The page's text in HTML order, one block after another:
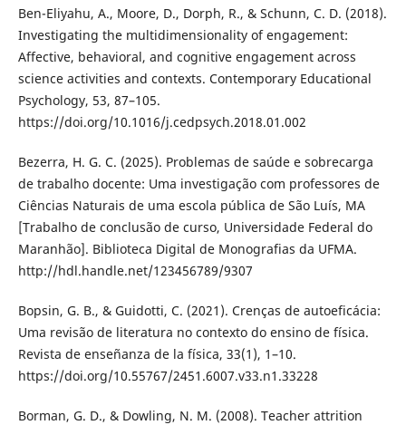
Ben-Eliyahu, A., Moore, D., Dorph, R., & Schunn, C. D. (2018).
Investigating the multidimensionality of engagement:
Affective, behavioral, and cognitive engagement across
science activities and contexts. Contemporary Educational
Psychology, 53, 87–105.
https://doi.org/10.1016/j.cedpsych.2018.01.002
Bezerra, H. G. C. (2025). Problemas de saúde e sobrecarga
de trabalho docente: Uma investigação com professores de
Ciências Naturais de uma escola pública de São Luís, MA
[Trabalho de conclusão de curso, Universidade Federal do
Maranhão]. Biblioteca Digital de Monografias da UFMA.
http://hdl.handle.net/123456789/9307
Bopsin, G. B., & Guidotti, C. (2021). Crenças de autoeficácia:
Uma revisão de literatura no contexto do ensino de física.
Revista de enseñanza de la física, 33(1), 1–10.
https://doi.org/10.55767/2451.6007.v33.n1.33228
Borman, G. D., & Dowling, N. M. (2008). Teacher attrition